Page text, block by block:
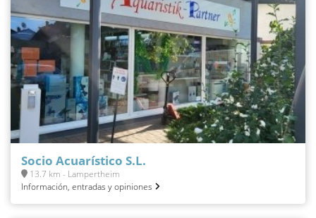
Socio Acuarístico S.L.
13.7 km - Lampertheim
Información, entradas y opiniones